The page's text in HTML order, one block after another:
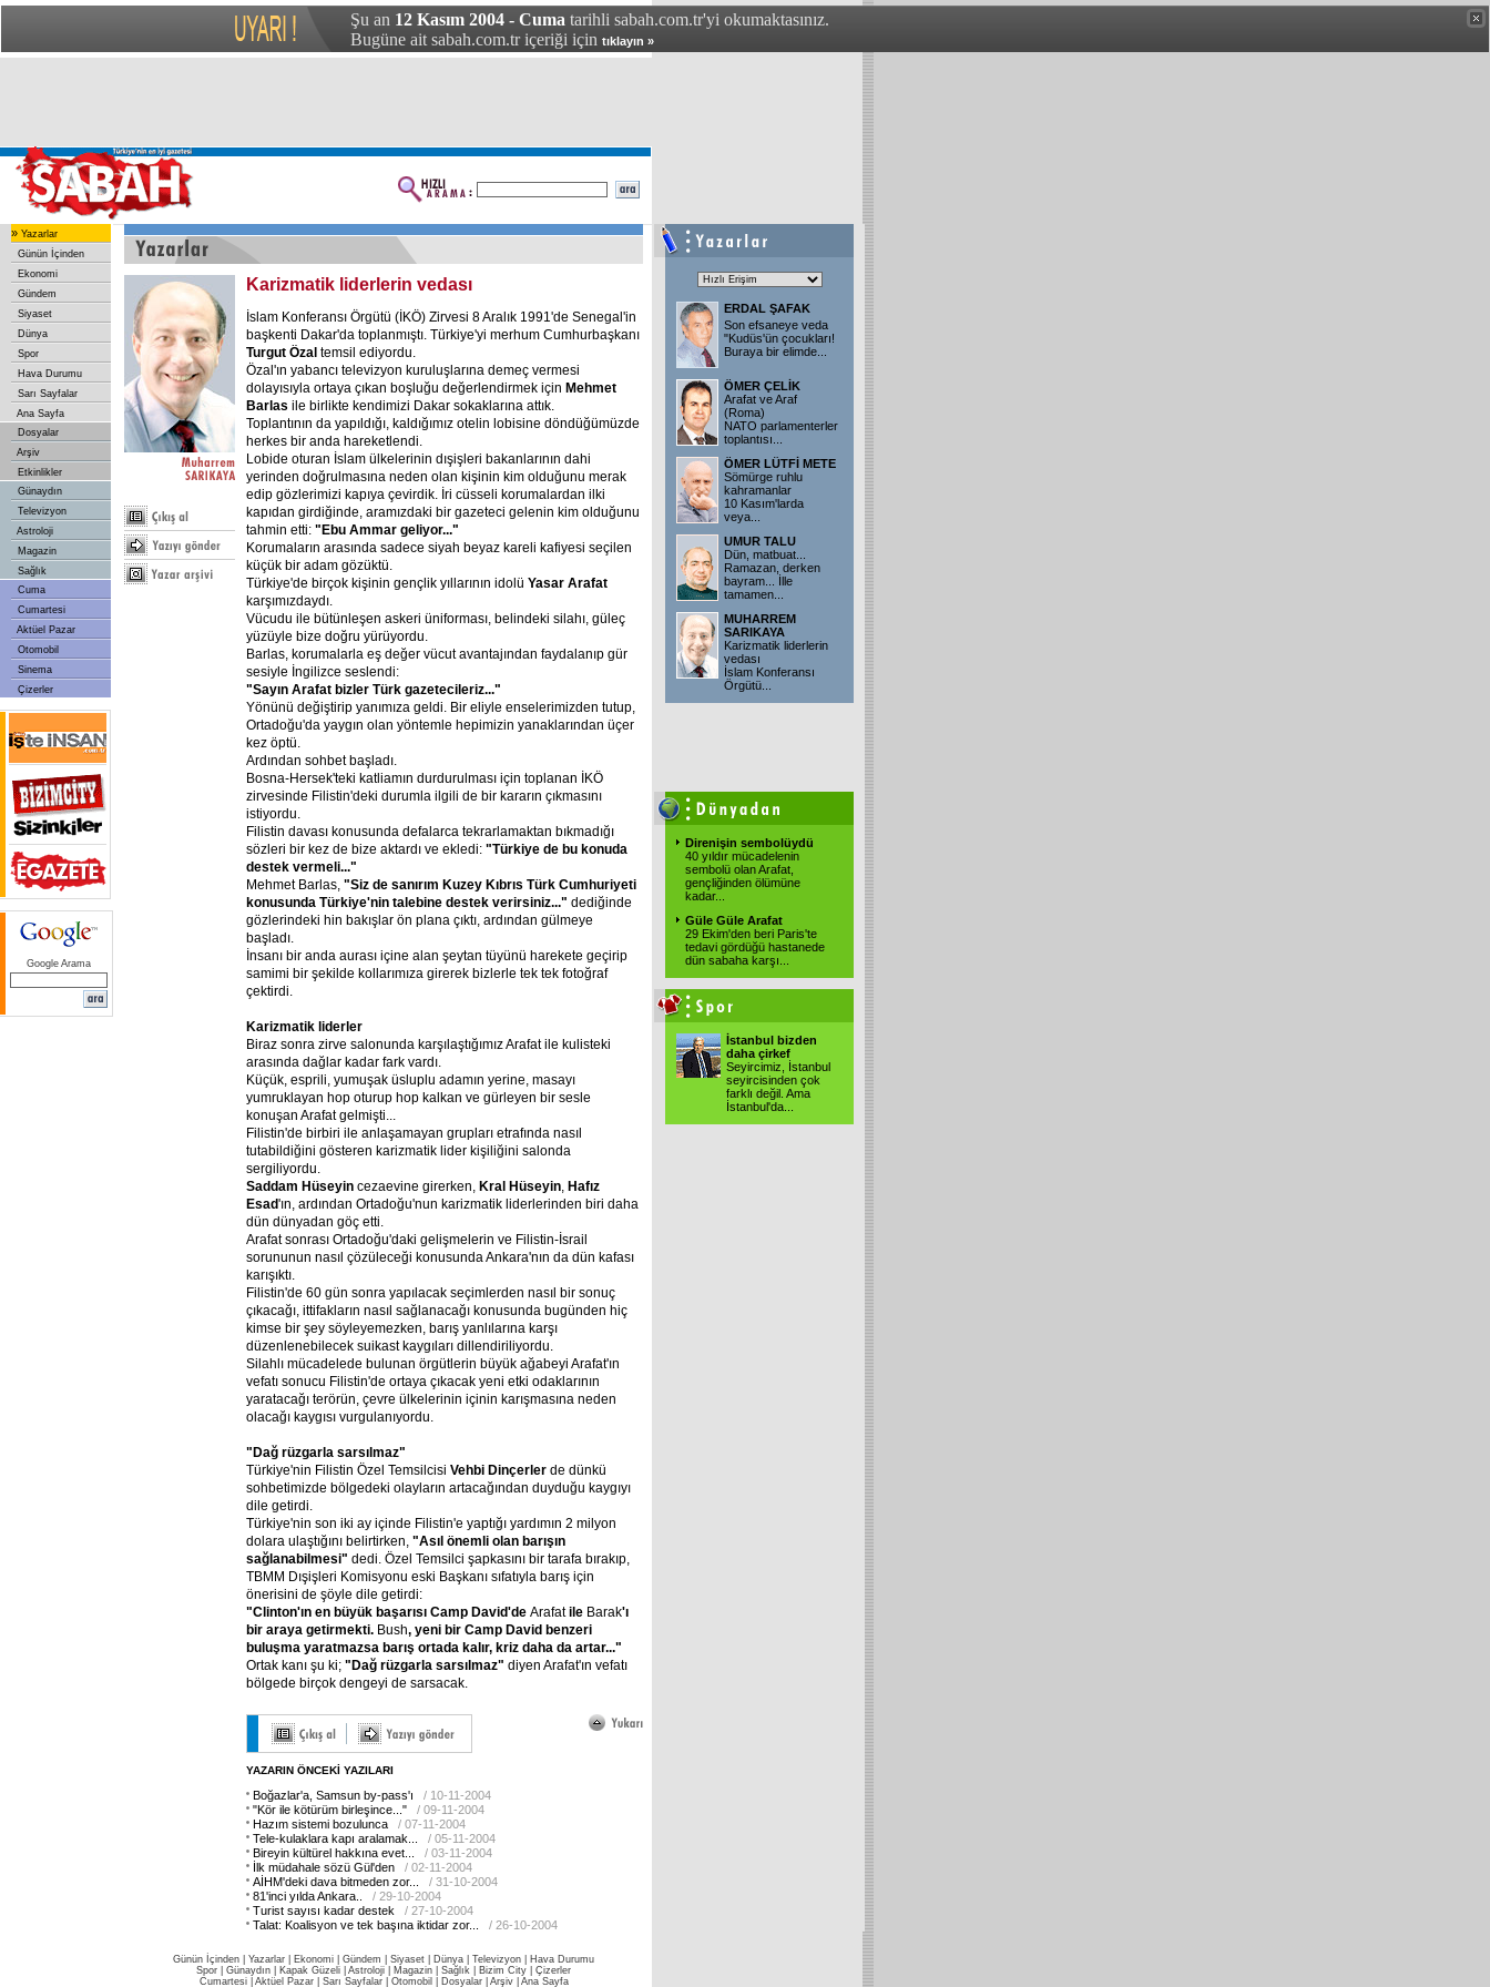
Şu an 12 Kasım 2004 - Cuma tarihli sabah.com.tr'yi okumaktasınız.
Bugüne ait sabah.com.tr içeriği için tıklayın »
» Yazarlar
Günün İçinden
Ekonomi
Gündem
Siyaset
Dünya
Spor
Hava Durumu
Sarı Sayfalar
Ana Sayfa
Dosyalar
Arşiv
Etkinlikler
Günaydın
Televizyon
Astroloji
Magazin
Sağlık
Cuma
Cumartesi
Aktüel Pazar
Otomobil
Sinema
Çizerler
Google Arama
Karizmatik liderlerin vedası
İslam Konferansı Örgütü (İKÖ) Zirvesi 8 Aralık 1991'de Senegal'in
başkenti Dakar'da toplanmıştı. Türkiye'yi merhum Cumhurbaşkanı
Turgut Özal temsil ediyordu.
Özal'ın yabancı televizyon kuruluşlarına demeç vermesi
dolayısıyla ortaya çıkan boşluğu değerlendirmek için Mehmet
Barlas ile birlikte kendimizi Dakar sokaklarına attık.
Toplantının da yapıldığı, kaldığımız otelin lobisine döndüğümüzde
herkes bir anda hareketlendi.
Lobide oturan İslam ülkelerinin dışişleri bakanlarının dahi
yerinden doğrulmasına neden olan kişinin kim olduğunu merak
edip gözlerimizi kapıya çevirdik. İri cüsseli korumalardan ilki
kapıdan girdiğinde, aramızdaki bir gazeteci gelenin kim olduğunu
tahmin etti: "Ebu Ammar geliyor..."
Korumaların arasında sadece siyah beyaz kareli kafiyesi seçilen
küçük bir adam gözüktü.
Türkiye'de birçok kişinin gençlik yıllarının idolü Yasar Arafat
karşımızdaydı.
Vücudu ile bütünleşen askeri üniforması, belindeki silahı, güleç
yüzüyle bize doğru yürüyordu.
Barlas, korumalarla eş değer vücut avantajından faydalanıp gür
sesiyle İngilizce seslendi:
"Sayın Arafat bizler Türk gazetecileriz..."
Yönünü değiştirip yanımıza geldi. Bir eliyle enselerimizden tutup,
Ortadoğu'da yaygın olan yöntemle hepimizin yanaklarından üçer
kez öptü.
Ardından sohbet başladı.
Bosna-Hersek'teki katliamın durdurulması için toplanan İKÖ
zirvesinde Filistin'deki durumla ilgili de bir kararın çıkmasını
istiyordu.
Filistin davası konusunda defalarca tekrarlamaktan bıkmadığı
sözleri bir kez de bize aktardı ve ekledi: "Türkiye de bu konuda
destek vermeli..."
Mehmet Barlas, "Siz de sanırım Kuzey Kıbrıs Türk Cumhuriyeti
konusunda Türkiye'nin talebine destek verirsiniz..." dediğinde
gözlerindeki hin bakışlar ön plana çıktı, ardından gülmeye
başladı.
İnsanı bir anda aurası içine alan şeytan tüyünü harekete geçirip
samimi bir şekilde kollarımıza girerek bizlerle tek tek fotoğraf
çektirdi.
Karizmatik liderler
Biraz sonra zirve salonunda karşılaştığımız Arafat ile kulisteki
arasında dağlar kadar fark vardı.
Küçük, esprili, yumuşak üsluplu adamın yerine, masayı
yumruklayan hop oturup hop kalkan ve gürleyen bir sesle
konuşan Arafat gelmişti...
Filistin'de birbiri ile anlaşamayan grupları etrafında nasıl
tutabildiğini gösteren karizmatik lider kişiliğini salonda
sergiliyordu.
Saddam Hüseyin cezaevine girerken, Kral Hüseyin, Hafız
Esad'ın, ardından Ortadoğu'nun karizmatik liderlerinden biri daha
dün dünyadan göç etti.
Arafat sonrası Ortadoğu'daki gelişmelerin ve Filistin-İsrail
sorununun nasıl çözüleceği konusunda Ankara'nın da dün kafası
karışıktı.
Filistin'de 60 gün sonra yapılacak seçimlerden nasıl bir sonuç
çıkacağı, ittifakların nasıl sağlanacağı konusunda bugünden hiç
kimse bir şey söyleyemezken, barış yanlılarına karşı
düzenlenebilecek suikast kaygıları dillendiriliyordu.
Silahlı mücadelede bulunan örgütlerin büyük ağabeyi Arafat'ın
vefatı sonucu Filistin'de ortaya çıkacak yeni etki odaklarının
yaratacağı terörün, çevre ülkelerinin içinin karışmasına neden
olacağı kaygısı vurgulanıyordu.
"Dağ rüzgarla sarsılmaz"
Türkiye'nin Filistin Özel Temsilcisi Vehbi Dinçerler de dünkü
sohbetimizde bölgedeki olayların artacağından duyduğu kaygıyı
dile getirdi.
Türkiye'nin son iki ay içinde Filistin'e yaptığı yardımın 2 milyon
dolara ulaştığını belirtirken, "Asıl önemli olan barışın
sağlanabilmesi" dedi. Özel Temsilci şapkasını bir tarafa bırakıp,
TBMM Dışişleri Komisyonu eski Başkanı sıfatıyla barış için
önerisini de şöyle dile getirdi:
"Clinton'ın en büyük başarısı Camp David'de Arafatile Barak'ı
bir araya getirmekti. Bush, yeni bir Camp David benzeri
buluşma yaratmazsa barış ortada kalır, kriz daha da artar..."
Ortak kanı şu ki; "Dağ rüzgarla sarsılmaz" diyen Arafat'ın vefatı
bölgede birçok dengeyi de sarsacak.
YAZARIN ÖNCEKİ YAZILARI
Boğazlar'a, Samsun by-pass'ı
/ 10-11-2004
"Kör ile kötürüm birleşince..."
/ 09-11-2004
Hazım sistemi bozulunca
/ 07-11-2004
Tele-kulaklara kapı aralamak...
/ 05-11-2004
Bireyin kültürel hakkına evet...
/ 03-11-2004
İlk müdahale sözü Gül'den
/ 02-11-2004
AİHM'deki dava bitmeden zor...
/ 31-10-2004
81'inci yılda Ankara..
/ 29-10-2004
Turist sayısı kadar destek
/ 27-10-2004
Talat: Koalisyon ve tek başına iktidar zor...
/ 26-10-2004
ERDAL ŞAFAK
Son efsaneye veda
"Kudüs'ün çocukları!
Buraya bir elimde
ÖMER ÇELİK
Arafat ve Araf
(Roma)
NATO parlamenterler
toplantısı
ÖMER LÜTFİ METE
Sömürge ruhlu
kahramanlar
10 Kasım'larda
veya
UMUR TALU
Dün, matbuat...
Ramazan, derken
bayram... İlle
tamamen
MUHARREM
SARIKAYA
Karizmatik liderlerin
vedası
İslam Konferansı
Örgütü
Direnişin sembolüydü
40 yıldır mücadelenin
sembolü olan Arafat,
gençliğinden ölümüne
kadar...
Güle Güle Arafat
29 Ekim'den beri Paris'te
tedavi gördüğü hastanede
dün sabaha karşı
İstanbul bizden
daha çirkef
Seyircimiz, İstanbul
seyircisinden çok
farklı değil. Ama
İstanbul'da
Günün İçinden Yazarlar Ekonomi Gündem Siyaset Dünya | Televizyon
Hava Durumu
Spor
Günaydın Kapak Güzeli Astroloji Magazin Sağlık Bizim City
Çizerler
Cumartesi| Aktüel Pazar| Sarı Sayfalar| Otomobil Dosyalar| Arşiv| Ana Sayfa